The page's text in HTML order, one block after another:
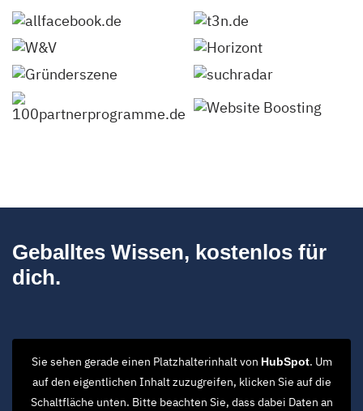
Geballtes Wissen, kostenlos für
dich.
Sie sehen gerade einen Platzhalterinhalt von HubSpot. Um
auf den eigentlichen Inhalt zuzugreifen, klicken Sie auf die
Schaltfläche unten. Bitte beachten Sie, dass dabei Daten an